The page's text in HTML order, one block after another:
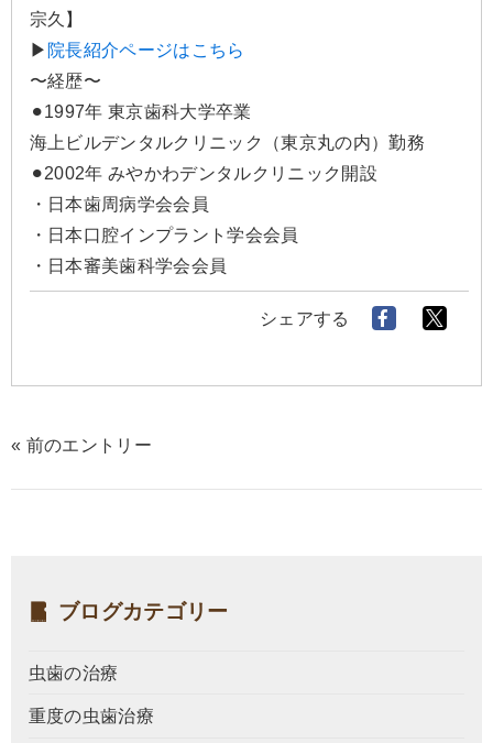
宗久】
▶ 院長紹介ページはこちら
〜経歴〜
⚫︎1997年 東京歯科大学卒業
海上ビルデンタルクリニック（東京丸の内）勤務
⚫︎2002年 みやかわデンタルクリニック開設
・日本歯周病学会会員
・日本口腔インプラント学会会員
・日本審美歯科学会会員
シェアする
« 前のエントリー
ブログカテゴリー
虫歯の治療
重度の虫歯治療